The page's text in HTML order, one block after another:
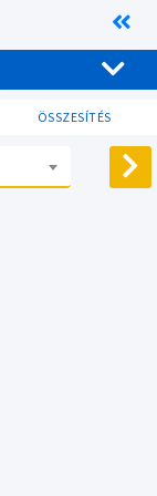
ÖSSZESÍTÉS